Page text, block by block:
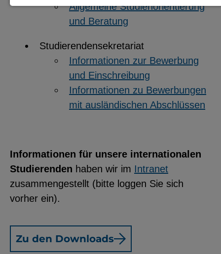
Allgemeine Studienorientierung
und Beratung
Studierendensekretariat
Informationen zur Bewerbung
und Einschreibung
Informationen zu Bewerbungen
mit ausländischen Abschlüssen
Informationen für unsere internationalen
Studierenden haben wir im Intranet
zusammengestellt (bitte loggen Sie sich
vorher ein).
Zu den Downloads
Notwendige Cookies zur Session-
Verwaltung und für die generelle
Funktionalität der Seite (immer
notwendig).
EXTERNE MEDIEN
Drittanbieter, bspw. über das
Einbinden externer Videos,
Standortdaten oder
Stellenanzeigen.
YouTube